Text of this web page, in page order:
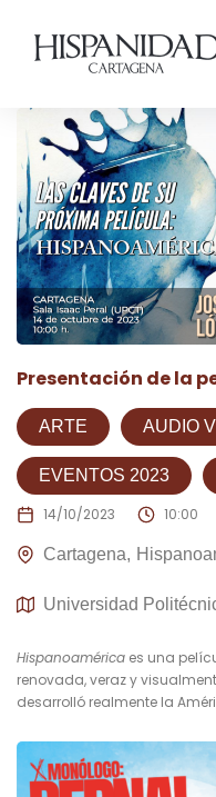
Presentación de la
ARTE AUDIO
EVENTOS 2023
14/10/2023 10:00
Cartagena
Universidad
Hispanoamérica es una
renovada, veraz y
desarrolló realmente la